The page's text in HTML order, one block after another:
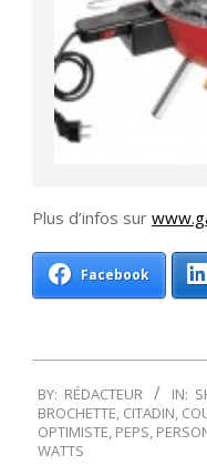
Plus d’infos sur
Facebook
04-
04
BY: RÉDACTEUR IN:
BROCHETTE, CITADIN,
OPTIMISTE, PEPS,
WATTS